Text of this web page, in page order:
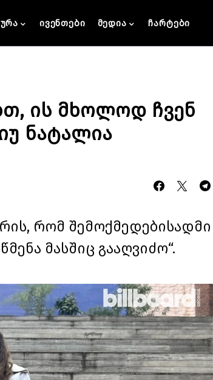
ივენთები მედია ჩარტები
ის მხოლოდ ჩვენ
ნატალია
რომ შემოქმედებისადმი
მასშიც გააღვიძო“.